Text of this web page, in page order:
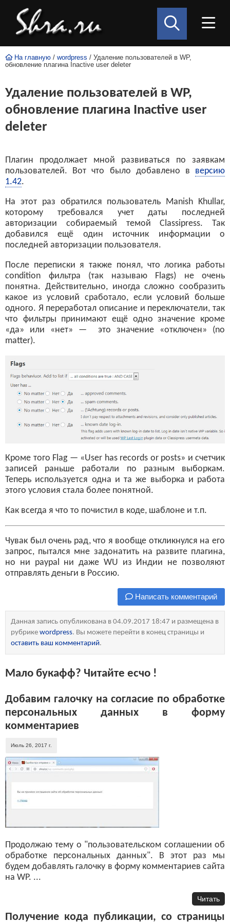
На главную / wordpress / Удаление пользователей в WP,
обновление плагина Inactive user deleter
Удаление пользователей в WP,
обновление плагина Inactive user
deleter
Плагин продолжает мной развиваться по заявкам
пользователей. Вот что было добавлено в версию
1.42.
На этот раз обратился пользователь Manish Khullar,
которому требовался учет даты последней
авторизации собираемый темой Сlassipress. Так
добавился ещё один источник информации о
последней авторизации пользователя.
После переписки я также понял, что логика работы
condition фильтра (так называю Flags) не очень
понятна. Действительно, иногда сложно сообразить
какое из условий сработало, если условий больше
одного. Я переработал описание и переключатели, так
что фильтры принимают ещё одно значение кроме
«да» или «нет» — это значение «отключен» (no
matter).
Кроме того Flag — «User has records or posts» и счетчик
записей раньше работали по разным выборкам.
Теперь используется одна и та же выборка и работа
этого условия стала более понятной.
Как всегда я что то почистил в коде, шаблоне и т.п.
Чувак был очень рад, что я вообще откликнулся на его
запрос, пытался мне задонатить на развите плагина,
но ни paypal ни даже WU из Индии не позволяют
отправлять деньги в Россию.
Написать комментарий
Данная запись опубликована в 04.09.2017 18:47 и размещена в
рубрике wordpress. Вы можете перейти в конец страницы и
оставить ваш комментарий.
Мало букафф? Читайте есчо !
Добавим галочку на согласие по обработке
персональных данных в форму
комментариев
Июль 26, 2017 г.
Продолжаю тему о "пользовательском соглашении об
обработке персональных данных". В этот раз мы
будем добавлять галочку в форму комментариев сайта
на WP. ...
Читать
Получение кода публикации, со страницы